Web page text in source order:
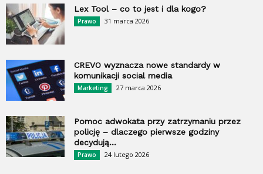
Lex Tool – co to jest i dla kogo?
Prawo 31 marca 2026
CREVO wyznacza nowe standardy w
komunikacji social media
Marketing 27 marca 2026
Pomoc adwokata przy zatrzymaniu przez
policję – dlaczego pierwsze godziny
decydują...
Prawo 24 lutego 2026